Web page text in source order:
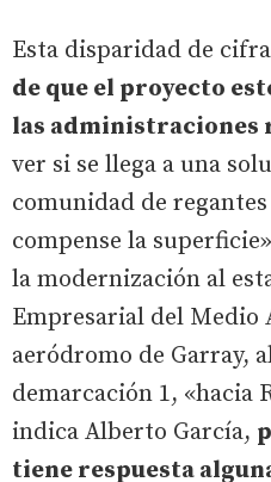
Esta disparidad de
de que el proyecto
las administraciones
ver si se llega a una
comunidad de regantes
compense la
la modernización al
Empresarial del Medio
aeródromo de Garray,
demarcación 1, «hacia
indica Alberto García,
tiene respuesta